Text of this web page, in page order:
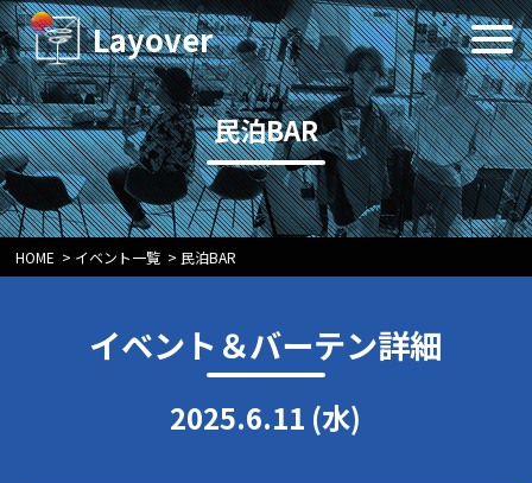
Layover
民泊BAR
HOME > イベント一覧 > 民泊BAR
イベント＆バーテン詳細
2025.6.11 (水)